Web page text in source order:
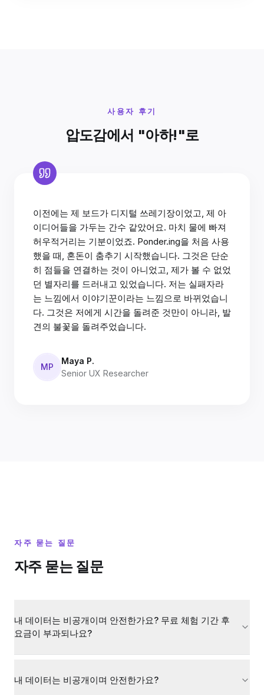
사용자 후기
압도감에서 "아하!"로
이전에는 제 보드가 디지털 쓰레기장이었고, 제 아
이디어들을 가두는 간수 같았어요. 마치 물에 빠져
허우적거리는 기분이었죠. Ponder.ing을 처음 사용
했을 때, 혼돈이 춤추기 시작했습니다. 그것은 단순
히 점들을 연결하는 것이 아니었고, 제가 볼 수 없었
던 별자리를 드러내고 있었습니다. 저는 실패자라
는 느낌에서 이야기꾼이라는 느낌으로 바뀌었습니
다. 그것은 저에게 시간을 돌려준 것만이 아니라, 발
견의 불꽃을 돌려주었습니다.
MP
Maya P.
Senior UX Researcher
자주 묻는 질문
자주 묻는 질문
내 데이터는 비공개이며 안전한가요? 무료 체험 기간 후
요금이 부과되나요?
내 데이터는 비공개이며 안전한가요?